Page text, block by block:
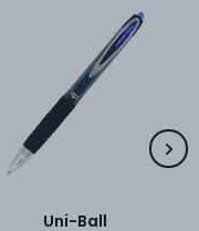
Uni-Ball